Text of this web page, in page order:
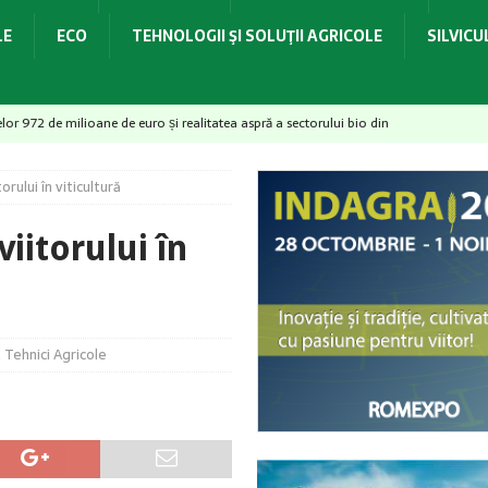
ECO TEHNOLOGII ŞI SOLUŢII AGRICOLE
972 de milioane de euro și realitatea aspră a sectorului bio din
soarta legumelor românești – De la birou direct în solar
majore pentru culturile horticole
și necesarul de apă pentru irigații ACTUALITATE
în viticultură
în
Tehnici Agricole